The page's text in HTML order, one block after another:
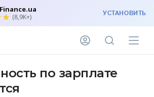
(8,9K+) УСТАНОВИТЬ
по зарплате